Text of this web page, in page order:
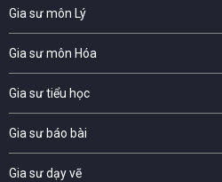
Gia sư môn Lý
Gia sư môn Hóa
Gia sư tiểu học
Gia sư báo bài
Gia sư dạy vẽ